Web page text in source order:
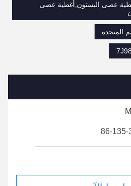
عصى البستون,أغطية عصى
المتحدة
86-135-